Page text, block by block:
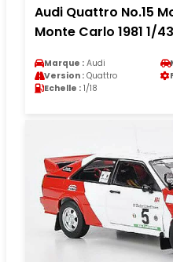
Audi Quattro No.15
Monte Carlo 1981 1/
Marque : Audi
Version : Quattro
Echelle : 1/18